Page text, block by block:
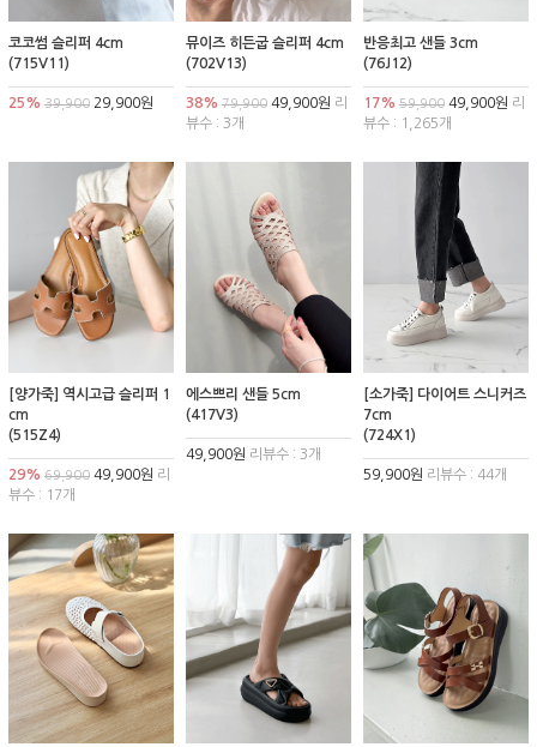
코코썸 슬리퍼 4cm
(715V11)
25% 39,900 29,900원
뮤이즈 히든굽 슬리퍼 4cm
(702V13)
38% 79,90049,900원 리
뷰수 : 3개
반응최고 샌들 3cm
(76J12)
17% 59,90049,900원 리
뷰수 : 1,265개
[양가죽] 역시고급 슬리퍼 1
cm
(515Z4)
29% 69,900 49,900원 리
뷰수 : 17개
에스쁘리 샌들 5cm
(417V3)
49,900원 리뷰수 : 3개
[소가죽] 다이어트 스니커즈
7cm
(724X1)
59,900원 리뷰수 : 44개